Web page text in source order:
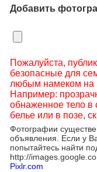
Добавить
Пожалуйста,
безопасные для
любым намеком на
Например:
обнаженное тело
белье или в позе,
Фотографии
объявления. Если у
попытайтесь найти
http://
Pixlr.com